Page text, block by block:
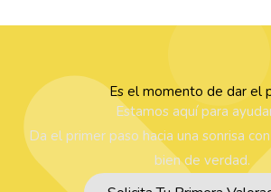
Es el momento de dar el
Estamos aquí para
Da el primer paso hacia una sonrisa
bien de verdad.